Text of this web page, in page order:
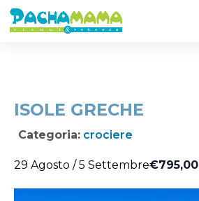
ISOLE GRECHE
Categoria: crociere
29 Agosto /5 Settembre€795,00